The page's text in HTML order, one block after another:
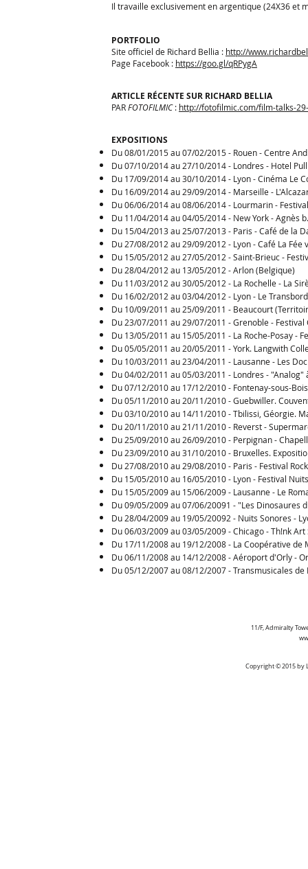
Il travaille exclusivement en argentique (24X36 et
PORTFOLIO
Site officiel de Richard Bellia : http://
Page Facebook : https://goo.gl/qRPygA
ARTICLE RÉCENTE SUR RICHARD BELLIA
PARFOTOFILMIC: http://fotofilmic.com/film-talks-
EXPOSITIONS
Du 08/01/2015 au 07/02/2015 - Rouen - Centre
Du 07/10/2014 au 27/10/2014 - Londres - Hotel
Du 17/09/2014 au 30/10/2014 - Lyon - Cinéma Le
Du 16/09/2014 au 29/09/2014 - Marseille -
Du 06/06/2014 au 08/06/2014 - Lourmarin -
Du 11/04/2014 au 04/05/2014 - New York - Agnès
Du 15/04/2013 au 25/07/2013 - Paris - Café de la
Du 27/08/2012 au 29/09/2012 - Lyon - Café La Fée
Du 15/05/2012 au 27/05/2012 - Saint-Brieuc -
Du 28/04/2012 au 13/05/2012 - Arlon (Belgique)
Du 11/03/2012 au 30/05/2012 - La Rochelle - La
Du 16/02/2012 au 03/04/2012 - Lyon - Le
Du 10/09/2011 au 25/09/2011 - Beaucourt
Du 23/07/2011 au 29/07/2011 - Grenoble - Festival
Du 13/05/2011 au 15/05/2011 - La Roche-Posay -
Du 05/05/2011 au 20/05/2011 - York. Langwith
Du 10/03/2011 au 23/04/2011 - Lausanne - Les
Du 04/02/2011 au 05/03/2011 - Londres -
Du 07/12/2010 au 17/12/2010 - Fontenay-sous-
Du 05/11/2010 au 20/11/2010 - Guebwiller.
Du 03/10/2010 au 14/11/2010 - Tbilissi, Géorgie.
Du 20/11/2010 au 21/11/2010 - Reverst -
Du 25/09/2010 au 26/09/2010 - Perpignan -
Du 23/09/2010 au 31/10/2010 - Bruxelles.
Du 27/08/2010 au 29/08/2010 - Paris - Festival
Du 15/05/2010 au 16/05/2010 - Lyon - Festival
Du 15/05/2009 au 15/06/2009 - Lausanne - Le
Du 09/05/2009 au 07/06/20091 - "Les Dinosaures
Du 28/04/2009 au 19/05/20092 - Nuits Sonores -
Du 06/03/2009 au 03/05/2009 - Chicago - Th!nk
Du 17/11/2008 au 19/12/2008 - La Coopérative de
Du 06/11/2008 au 14/12/2008 - Aéroport d'Orly -
Du 05/12/2007 au 08/12/2007 - Transmusicales de
11/F, Admiralty
Copyright © 2015 by